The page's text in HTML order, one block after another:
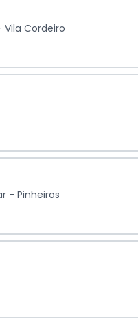
Cordeiro
- Pinheiros